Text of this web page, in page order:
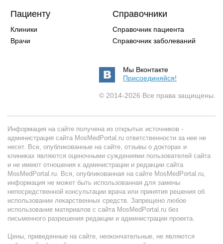
Пациенту
Клиники
Врачи
Справочники
Справочник пациента
Справочник заболеваний
Мы Вконтакте
Присоединяйся!
© 2014-2026 Все права защищены.
Информация на сайте получена из открытых источников -
администрация сайта MosMedPortal.ru ответственности за нее не
несет. Все, опубликованные на сайте, отзывы о докторах и
клиниках являются оценочными суждениями пользователей сайта
и не имеют отношения к администрации и редакции сайта
MosMedPortal.ru. Вся, опубликованная на сайте MosMedPortal.ru,
информация не может быть использованная для замены
непосредственной консультации врача или принятия решения об
использовании лекарственных средств. Запрещено любое
использование материалов с сайта MosMedPortal.ru без
письменного разрешения редакции и администрации проекта.
Цены, приведенные на сайте, неокончательные, не являются